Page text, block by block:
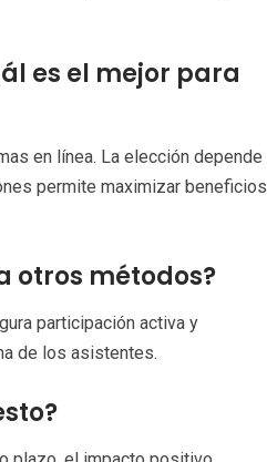
es el mejor para
en línea. La elección depende
permite maximizar beneficios
otros métodos?
participación activa y
de los asistentes.